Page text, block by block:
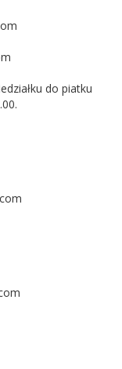
do piatku